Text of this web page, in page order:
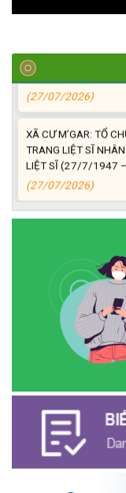
HỘI NGƯỜI CAO
THÁNG ĐẦU NĂM
NHẬP
(27/07/2026)
XÃ CƯ M’GAR: TỔ
TRANG LIỆT SĨ
LIỆT SĨ (27/7/1947
ĐỒNG CHÍ PHAN
Phát biểu bế mạc
thư, Chủ tịch nước
(26/07/2026)
VAY KÝ QUỸ ĐỐI
QUỐC
(24/07/2026)
BÁ SẢN PHẨM